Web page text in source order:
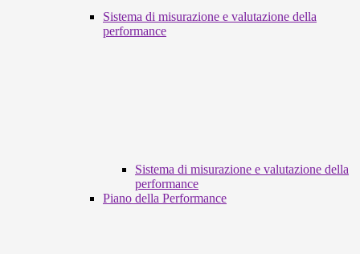
Sistema di misurazione e valutazione della
performance
Sistema di misurazione e valutazione della
performance
Piano della Performance